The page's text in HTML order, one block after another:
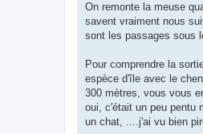
On remonte la meuse
savent vraiment nous
sont les passages sous
Pour comprendre la
espèce d'île avec le
300 mètres, vous vous
oui, c'était un peu pentu
un chat, ....j'ai vu bien